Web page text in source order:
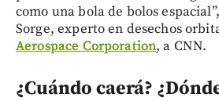
como una bola de bolos
Sorge, experto en desechos
Aerospace Corporation, a CNN.
¿Cuándo caerá?